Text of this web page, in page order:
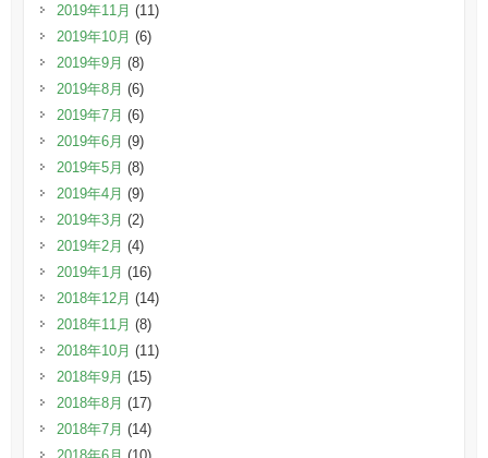
2019年11月 (11)
2019年10月 (6)
2019年9月 (8)
2019年8月 (6)
2019年7月 (6)
2019年6月 (9)
2019年5月 (8)
2019年4月 (9)
2019年3月 (2)
2019年2月 (4)
2019年1月 (16)
2018年12月 (14)
2018年11月 (8)
2018年10月 (11)
2018年9月 (15)
2018年8月 (17)
2018年7月 (14)